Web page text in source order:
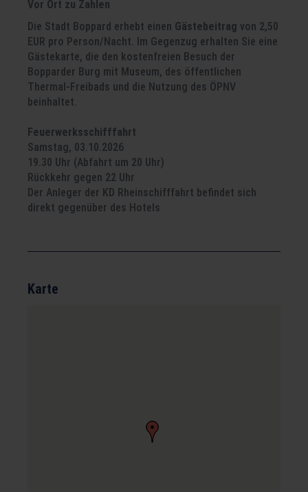
Vor Ort zu Zahlen
Die Stadt Boppard erhebt einen Gästebeitrag von 2,50
EUR pro Person/Nacht. Im Gegenzug erhalten Sie eine
Gästekarte, die den kostenfreien Besuch der
Bopparder Burg mit Museum, des öffentlichen
Thermal-Freibads und die Nutzung des ÖPNV
beinhaltet.
Feuerwerksschifffahrt
Samstag, 03.10.2026
19.30 Uhr (Abfahrt um 20 Uhr)
Rückkehr gegen 22 Uhr
Der Anleger der KD Rheinschifffahrt befindet sich
direkt gegenüber des Hotels
Karte